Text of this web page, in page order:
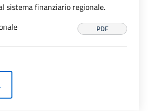
sistema finanziario regionale.
PDF